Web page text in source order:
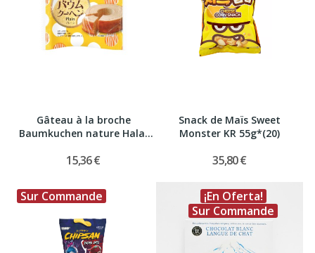
Gâteau à la broche
Baumkuchen nature Halal
15,36 €
Snack de Maïs Sweet
Monster KR 55g*(20)
35,80 €
Sur Commande
¡En Oferta!
Sur Commande